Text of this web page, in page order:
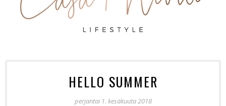
HELLO SUMMER
perjantai 1. kesäkuuta 2018